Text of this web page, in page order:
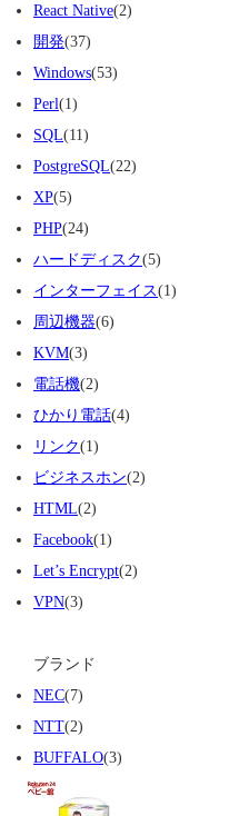
React Native(2)
開発(37)
Windows(53)
Perl(1)
SQL(11)
PostgreSQL(22)
XP(5)
PHP(24)
ハードディスク(5)
インターフェイス(1)
周辺機器(6)
KVM(3)
電話機(2)
ひかり電話(4)
リンク(1)
ビジネスホン(2)
HTML(2)
Facebook(1)
Let’s Encrypt(2)
VPN(3)
ブランド
NEC(7)
NTT(2)
BUFFALO(3)